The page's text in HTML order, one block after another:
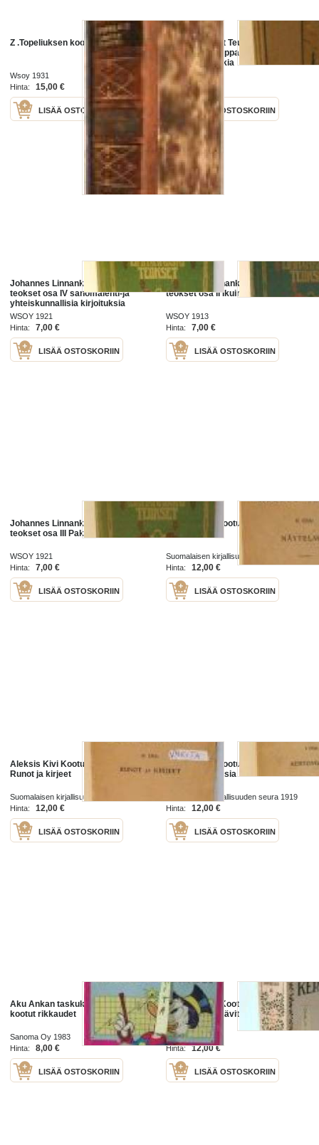
Z .Topeliuksen kootut teokset VIII
Wsoy 1931
Hinta:
15,00 €
LISÄÄ OSTOSKORIIN
Kootut teokset Teuvo Pakkala 4
tukkijoella kauppaneuvoksen
härkä meripoikia
Otava 1922
Hinta:
5,00 €
LISÄÄ OSTOSKORIIN
Johannes Linnankoski kootut
teokset osa IV sanomalehti-ja
yhteiskunnallisia kirjoituksia
WSOY 1921
Hinta:
7,00 €
LISÄÄ OSTOSKORIIN
Johannes Linnankoski kootut
teokset osa II Ikuinen taistelu
WSOY 1913
Hinta:
7,00 €
LISÄÄ OSTOSKORIIN
Johannes Linnankoski kootut
teokset osa III Pakolaiset
WSOY 1921
Hinta:
7,00 €
LISÄÄ OSTOSKORIIN
Aleksis Kivi Kootut teokset II osa :
näytelmiä
Suomalaisen kirjallisuuden seura 1919
Hinta:
12,00 €
LISÄÄ OSTOSKORIIN
Aleksis Kivi Kootut teokset IV osa:
Runot ja kirjeet
Suomalaisen kirjallisuuden seura 1915
Hinta:
12,00 €
LISÄÄ OSTOSKORIIN
Aleksis Kivi Kootut teokset I
osa:Kertomuksia
Suomalaisen kirjallisuuden seura 1919
Hinta:
12,00 €
LISÄÄ OSTOSKORIIN
Aku Ankan taskukirja 68 roopen
kootut rikkaudet
Sanoma Oy 1983
Hinta:
8,00 €
LISÄÄ OSTOSKORIIN
Maila Talvion Kootut teokset 2/
Pimeänpirtin hävitys Juha Joutsia
WSOY 1917
Hinta:
12,00 €
LISÄÄ OSTOSKORIIN